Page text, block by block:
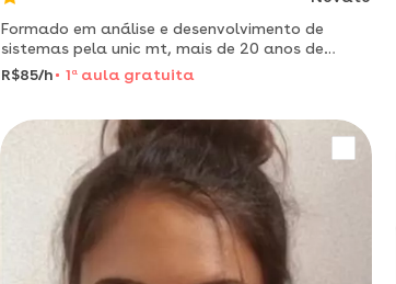
Formado em análise e desenvolvimento de
sistemas pela unic mt, mais de 20 anos de
experiência em treinamento e ensin.
R$85/h 1 a aula gratuita